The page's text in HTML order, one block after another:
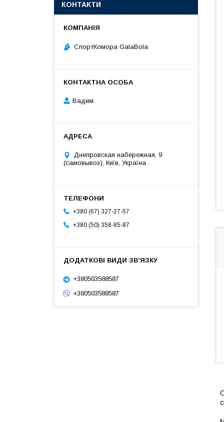
КОНТАКТИ
СпортКомора GalaBola
Вадим
Днепровская набережная, 9
(самовывоз), Київ, Україна
+380 (67) 327-27-57
+380 (50) 358-85-87
+380503588587
+380503588587